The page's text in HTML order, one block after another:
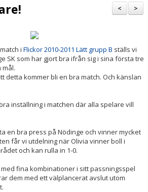
>
<
i Flickor 2010-2011 Lätt grupp B ställs vi
SK som har gjort bra ifrån sig i sina första tre
mål.
detta kommer bli en bra match. Och känslan
inställning i matchen där alla spelare vill
en bra press på Nödinge och vinner mycket
får vi utdelning när Olivia vinner boll i
och kan rulla in 1-0.
fina kombinationer i sitt passningsspel
dem med ett välplancerat avslut utom